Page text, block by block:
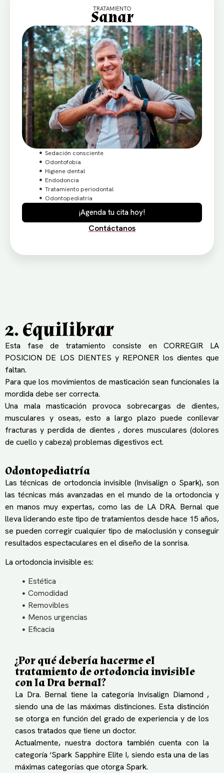
TRATAMIENTO
Sanar
Sedación consciente
Odontofobia
Higiene dental
Endodoncia
Tratamiento periodontal
Odontopediatría
¡Agenda tu cita hoy!
Contáctanos
2. Equilibrar
Esta fase de tratamiento consiste en CORREGIR LA
POSICION DE LOS DIENTES y REPONER los dientes que
faltan.
Para que los movimientos de masticación sean funcionales la
mordida debe ser correcta.
Una mala masticación provoca sobrecargas de dientes,
musculares y oseas, esto a largo plazo puede conllevar
fracturas y perdida de dientes , dores musculares (dolores
de cuello y cabeza) problemas digestivos ect.
Odontopediatría
Las técnicas de ortodoncia invisible (Invisalign o Spark), son
las técnicas más avanzadas en el mundo de la ortodoncia y
en manos muy expertas, como las de LA DRA. Bernal que
lleva liderando este tipo de tratamientos desde hace 15 años,
se pueden corregir cualquier tipo de maloclusión y conseguir
resultados espectaculares en el diseño de la sonrisa.
La ortodoncia invisible es:
Estética
Comodidad
Removibles
Menos urgencias
Eficacia
¿Por qué debería hacerme el
tratamiento de ortodoncia invisible
con la Dra bernal?
La Dra. Bernal tiene la categoría Invisalign Diamond ,
siendo una de las máximas distinciones. Esta distinción
se otorga en función del grado de experiencia y de los
casos tratados que tiene un doctor.
Actualmente, nuestra doctora también cuenta con la
categoría ‘Spark Sapphire Elite I, siendo esta una de las
máximas categorías que otorga Spark.